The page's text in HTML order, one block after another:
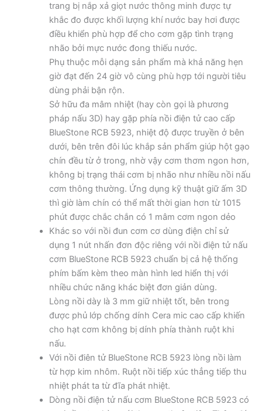
trang bị nắp xả giọt nước thông minh được tự
khắc đo được khối lượng khí nước bay hơi được
điều khiển phù hợp để cho cơm gặp tình trạng
nhão bởi mực nước đong thiếu nước.
Phụ thuộc mỗi dạng sản phẩm mà khả năng hẹn
giờ đạt đến 24 giờ vô cùng phù hợp tới người tiêu
dùng phải bận rộn.
Sở hữu đa mâm nhiệt (hay còn gọi là phương
pháp nấu 3D) hay gặp phía nồi điện tử cao cấp
BlueStone RCB 5923, nhiệt độ được truyền ở bên
dưới, bên trên đôi lúc khắp sản phẩm giúp hột gạo
chín đều từ ở trong, nhờ vậy cơm thơm ngon hơn,
không bị trạng thái cơm bị nhão như nhiều nồi nấu
cơm thông thường. Ứng dụng kỹ thuật giữ ấm 3D
thì giờ làm chín có thể mất thời gian hơn từ 1015
phút được chắc chắn có 1 mâm cơm ngon dẻo
Khác so với nồi đun cơm cơ dùng điện chỉ sử
dụng 1 nút nhấn đơn độc riêng với nồi điện tử nấu
cơm BlueStone RCB 5923 chuẩn bị cả hệ thống
phím bấm kèm theo màn hình led hiển thị với
nhiều chức năng khác biệt đơn giản dùng.
Lòng nồi dày là 3 mm giữ nhiệt tốt, bên trong
được phủ lớp chống dính Cera mic cao cấp khiến
cho hạt cơm không bị dính phía thành ruột khi
nấu.
Với nồi điên tử BlueStone RCB 5923 lòng nồi làm
từ hợp kim nhôm. Ruột nồi tiếp xúc thẳng tiếp thu
nhiệt phát ta từ đĩa phát nhiệt.
Dòng nồi điện tử nấu cơm BlueStone RCB 5923 có